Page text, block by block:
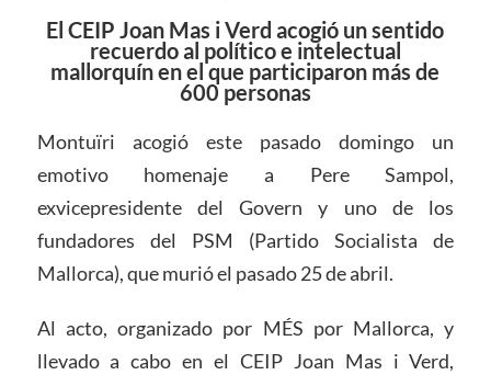
El CEIP Joan Mas i Verd acogió un sentido
recuerdo al político e intelectual
mallorquín en el que participaron más de
600 personas
Montuïri acogió este pasado domingo un
emotivo homenaje a Pere Sampol,
exvicepresidente del Govern y uno de los
fundadores del PSM (Partido Socialista de
Mallorca), que murió el pasado 25 de abril.
Al acto, organizado por MÉS por Mallorca, y
llevado a cabo en el CEIP Joan Mas i Verd,